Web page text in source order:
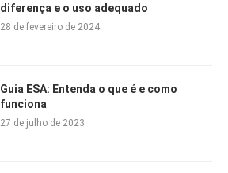
diferença e o uso adequado
28 de fevereiro de 2024
Guia ESA: Entenda o que é e como
funciona
27 de julho de 2023